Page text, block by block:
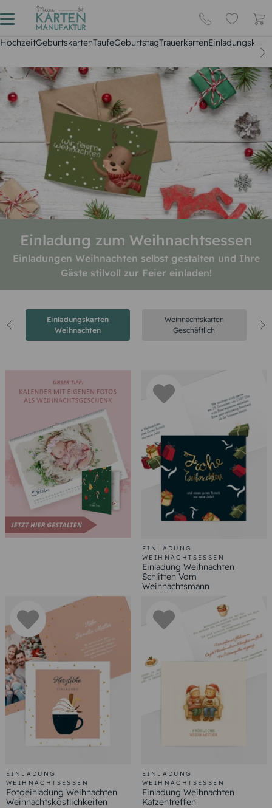
HochzeitGeburtskartenTaufeGeburtstagTrauerkarten
Einladung zum Weihnachtsessen
Einladungen Weihnachten selbst gestalten und Ihre
Gäste stilvoll zur Feier einladen!
Einladungskarten
Weihnachten
Weihnachtskarten
Geschäftlich
EINLADUNG
WEIHNACHTSESSEN
Einladung Weihnachten
Schlitten Vom
Weihnachtsmann
EINLADUNG
WEIHNACHTSESSEN
Fotoeinladung Weihnachten
Weihnachtsköstlichkeiten
EINLADUNG
WEIHNACHTSESSEN
Einladung Weihnachten
Katzentreffen